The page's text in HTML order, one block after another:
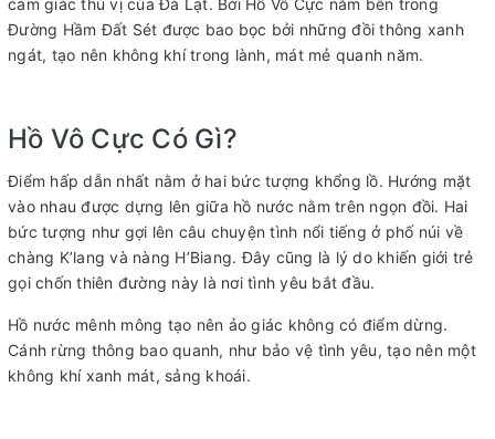
Đường Hầm Đất Sét được bao bọc bởi những đồi thông xanh
ngát, tạo nên không khí trong lành, mát mẻ quanh năm.
Hồ Vô Cực Có Gì?
Điểm hấp dẫn nhất nằm ở hai bức tượng khổng lồ. Hướng mặt
vào nhau được dựng lên giữa hồ nước nằm trên ngọn đồi. Hai
bức tượng như gợi lên câu chuyện tình nổi tiếng ở phố núi về
chàng K’lang và nàng H’Biang. Đây cũng là lý do khiến giới trẻ
gọi chốn thiên đường này là nơi tình yêu bắt đầu.
Hồ nước mênh mông tạo nên ảo giác không có điểm dừng.
Cánh rừng thông bao quanh, như bảo vệ tình yêu, tạo nên một
không khí xanh mát, sảng khoái.